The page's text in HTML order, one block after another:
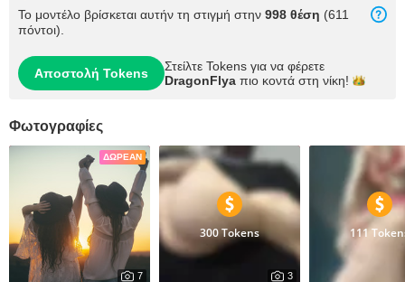
Το μοντέλο βρίσκεται αυτήν τη στιγμή στην 998 θέση (611
πόντοι).
Αποστολή Tokens
Στείλτε Tokens για να φέρετε
DragonFlya πιο κοντά στη νίκη!
Φωτογραφίες
ΔΩΡΕΆΝ
7
300 Tokens
3
111